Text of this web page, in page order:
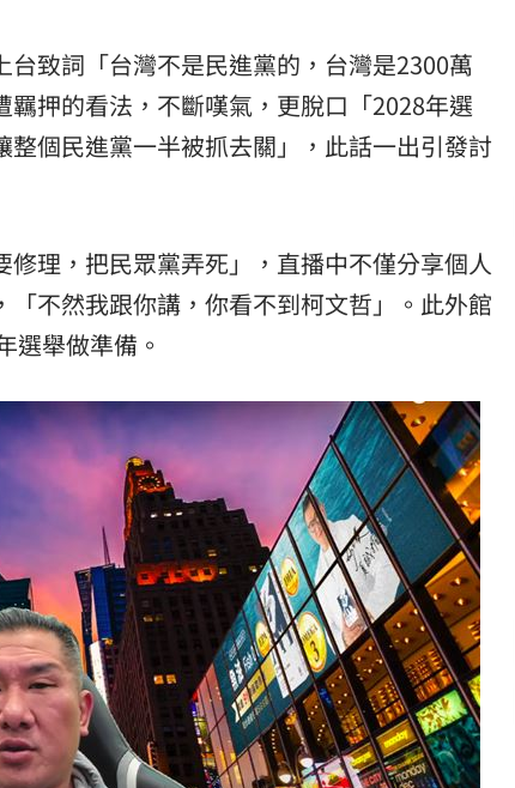
致詞「台灣不是民進黨的，台灣是2300萬
押的看法，不斷嘆氣，更脫口「2028年選
個民進黨一半被抓去關」，此話一出引發討
理，把民眾黨弄死」，直播中不僅分享個人
不然我跟你講，你看不到柯文哲」。此外館
選舉做準備。